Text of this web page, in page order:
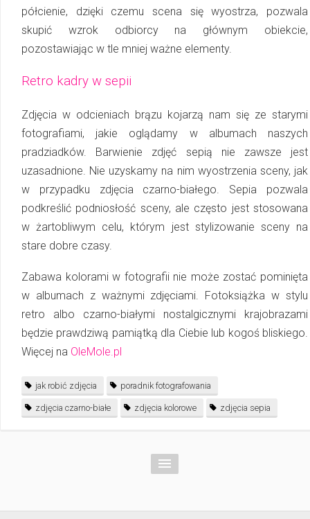
półcienie, dzięki czemu scena się wyostrza, pozwala
skupić wzrok odbiorcy na głównym obiekcie,
pozostawiając w tle mniej ważne elementy.
Retro kadry w sepii
Zdjęcia w odcieniach brązu kojarzą nam się ze starymi
fotografiami, jakie oglądamy w albu­mach naszych
pradziadków. Barwienie zdjęć sepią nie zawsze jest
uzasadnione. Nie uzyskamy na nim wyostrzenia sceny, jak
w przypadku zdjęcia czarno-białego. Sepia pozwala
podkreślić podniosłość sceny, ale często jest stosowana
w żartobliwym celu, którym jest stylizowanie sceny na
stare dobre czasy.
Zabawa kolorami w fotografii nie może zostać pominięta
w albumach z ważnymi zdję­ciami. Fotoksiążka w stylu
retro albo czarno-­białymi nostalgicznymi krajobrazami
będzie prawdziwą pamiątką dla Ciebie lub kogoś bliskiego.
Więcej na OleMole.pl
jak robić zdjęcia poradnik fotografowania
zdjęcia czarno-białe zdjęcia kolorowe zdjęcia sepia